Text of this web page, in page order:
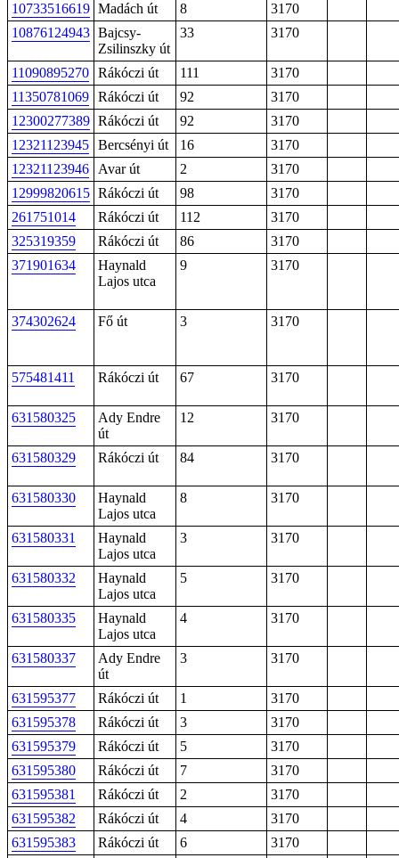
10733516619 Madách út 8
3170
10876124943 Bajcsy-
Zsilinszky út
33 3170
11090895270 Rákóczi út 111
3170
11350781069 Rákóczi út 92
3170
12300277389 Rákóczi út 92
3170
12321123945 Bercsényi út 16
3170
12321123946
Avar út 2
3170
12999820615 Rákóczi út 98
3170
261751014
Rákóczi út 112
3170
325319359
Rákóczi út 86
3170
371901634
Haynald
Lajos utca
9 3170
374302624 Fő út 3 3170
575481411 Rákóczi út 67 3170
631580325
Ady Endre
út
12 3170
631580329 Rákóczi út 84 3170
631580330
Haynald
Lajos utca
8 3170
631580331
Haynald
Lajos utca
3 3170
631580332
Haynald
Lajos utca
5 3170
631580335
Haynald
Lajos utca
4 3170
631580337
Ady Endre
út
3 3170
631595377 Rákóczi út 1
3170
631595378
Rákóczi út 3
3170
631595379
Rákóczi út 5
3170
631595380
Rákóczi út 7
3170
631595381
Rákóczi út 2
3170
631595382
Rákóczi út 4
3170
631595383
Rákóczi út 6
3170